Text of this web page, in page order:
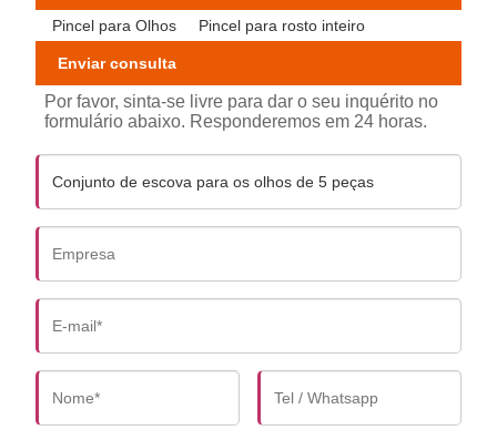
Pincel para Olhos Pincel para rosto inteiro
Enviar consulta
Por favor, sinta-se livre para dar o seu inquérito no
formulário abaixo. Responderemos em 24 horas.